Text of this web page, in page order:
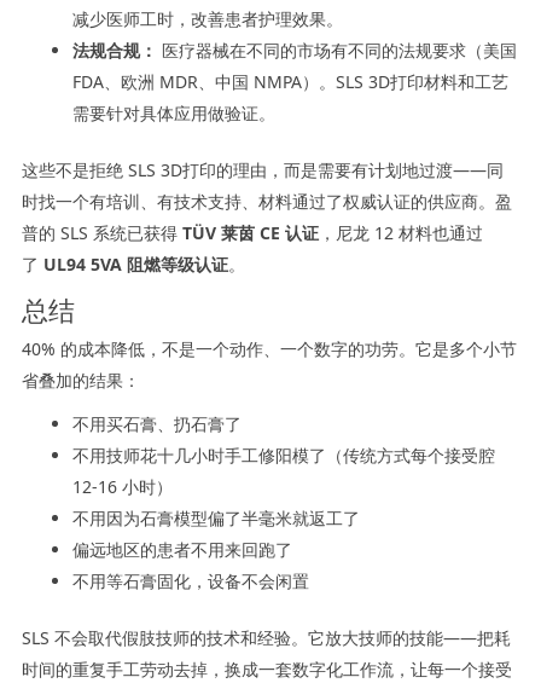
减少医师工时，改善患者护理效果。
法规合规： 医疗器械在不同的市场有不同的法规要求（美国
FDA、欧洲 MDR、中国 NMPA）。SLS 3D打印材料和工艺
需要针对具体应用做验证。
这些不是拒绝 SLS 3D打印的理由，而是需要有计划地过渡——同
时找一个有培训、有技术支持、材料通过了权威认证的供应商。盈
普的 SLS 系统已获得 TÜV 莱茵 CE 认证，尼龙 12 材料也通过
了 UL94 5VA 阻燃等级认证。
总结
40% 的成本降低，不是一个动作、一个数字的功劳。它是多个小节
省叠加的结果：
不用买石膏、扔石膏了
不用技师花十几小时手工修阳模了（传统方式每个接受腔
12-16 小时）
不用因为石膏模型偏了半毫米就返工了
偏远地区的患者不用来回跑了
不用等石膏固化，设备不会闲置
SLS 不会取代假肢技师的技术和经验。它放大技师的技能——把耗
时间的重复手工劳动去掉，换成一套数字化工作流，让每一个接受